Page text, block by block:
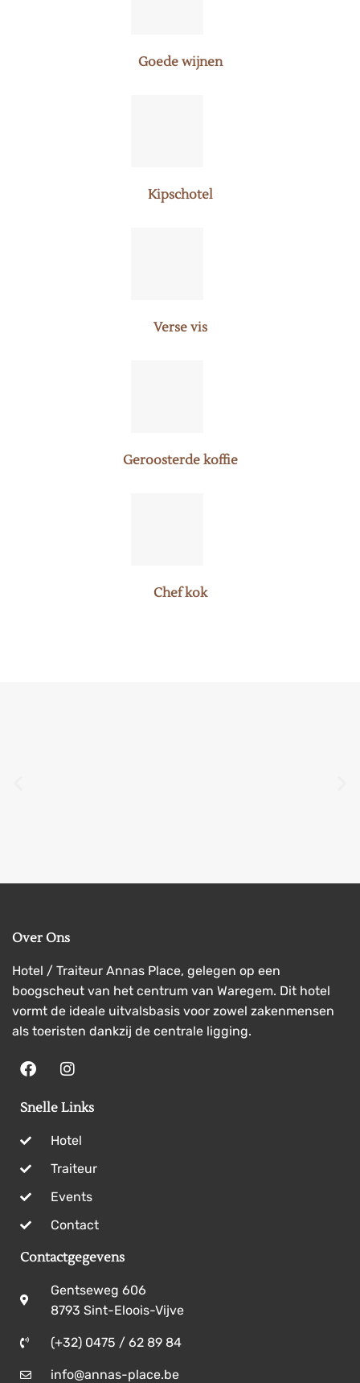
Goede wijnen
Kipschotel
Verse vis
Geroosterde koffie
Chef kok
Over Ons
Hotel / Traiteur Annas Place, gelegen op een
boogscheut van het centrum van Waregem. Dit hotel
vormt de ideale uitvalsbasis voor zowel zakenmensen
als toeristen dankzij de centrale ligging.
Snelle Links
Hotel
Traiteur
Events
Contact
Contactgegevens
Gentseweg 606
8793 Sint-Eloois-Vijve
(+32) 0475 / 62 89 84
info@annas-place.be